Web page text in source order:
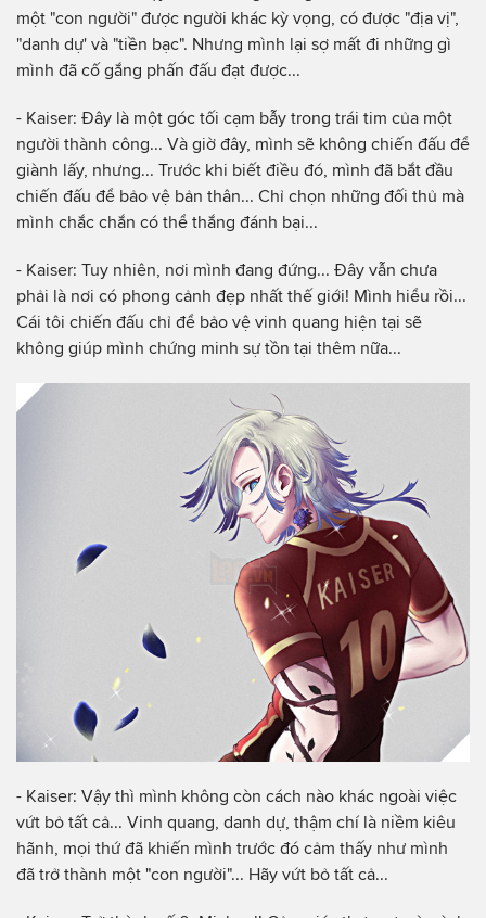
một "con người" được người khác kỳ vọng, có được "địa vị",
"danh dự' và "tiền bạc". Nhưng mình lại sợ mất đi những gì
mình đã cố gắng phấn đấu đạt được...
- Kaiser: Đây là một góc tối cạm bẫy trong trái tim của một
người thành công... Và giờ đây, mình sẽ không chiến đấu để
giành lấy, nhưng... Trước khi biết điều đó, mình đã bắt đầu
chiến đấu để bảo vệ bản thân... Chỉ chọn những đối thủ mà
mình chắc chắn có thể thắng đánh bại...
- Kaiser: Tuy nhiên, nơi mình đang đứng... Đây vẫn chưa
phải là nơi có phong cảnh đẹp nhất thế giới! Mình hiểu rồi...
Cái tôi chiến đấu chỉ để bảo vệ vinh quang hiện tại sẽ
không giúp mình chứng minh sự tồn tại thêm nữa...
- Kaiser: Vậy thì mình không còn cách nào khác ngoài việc
vứt bỏ tất cả... Vinh quang, danh dự, thậm chí là niềm kiêu
hãnh, mọi thứ đã khiến mình trước đó cảm thấy như mình
đã trở thành một "con người"... Hãy vứt bỏ tất cả...